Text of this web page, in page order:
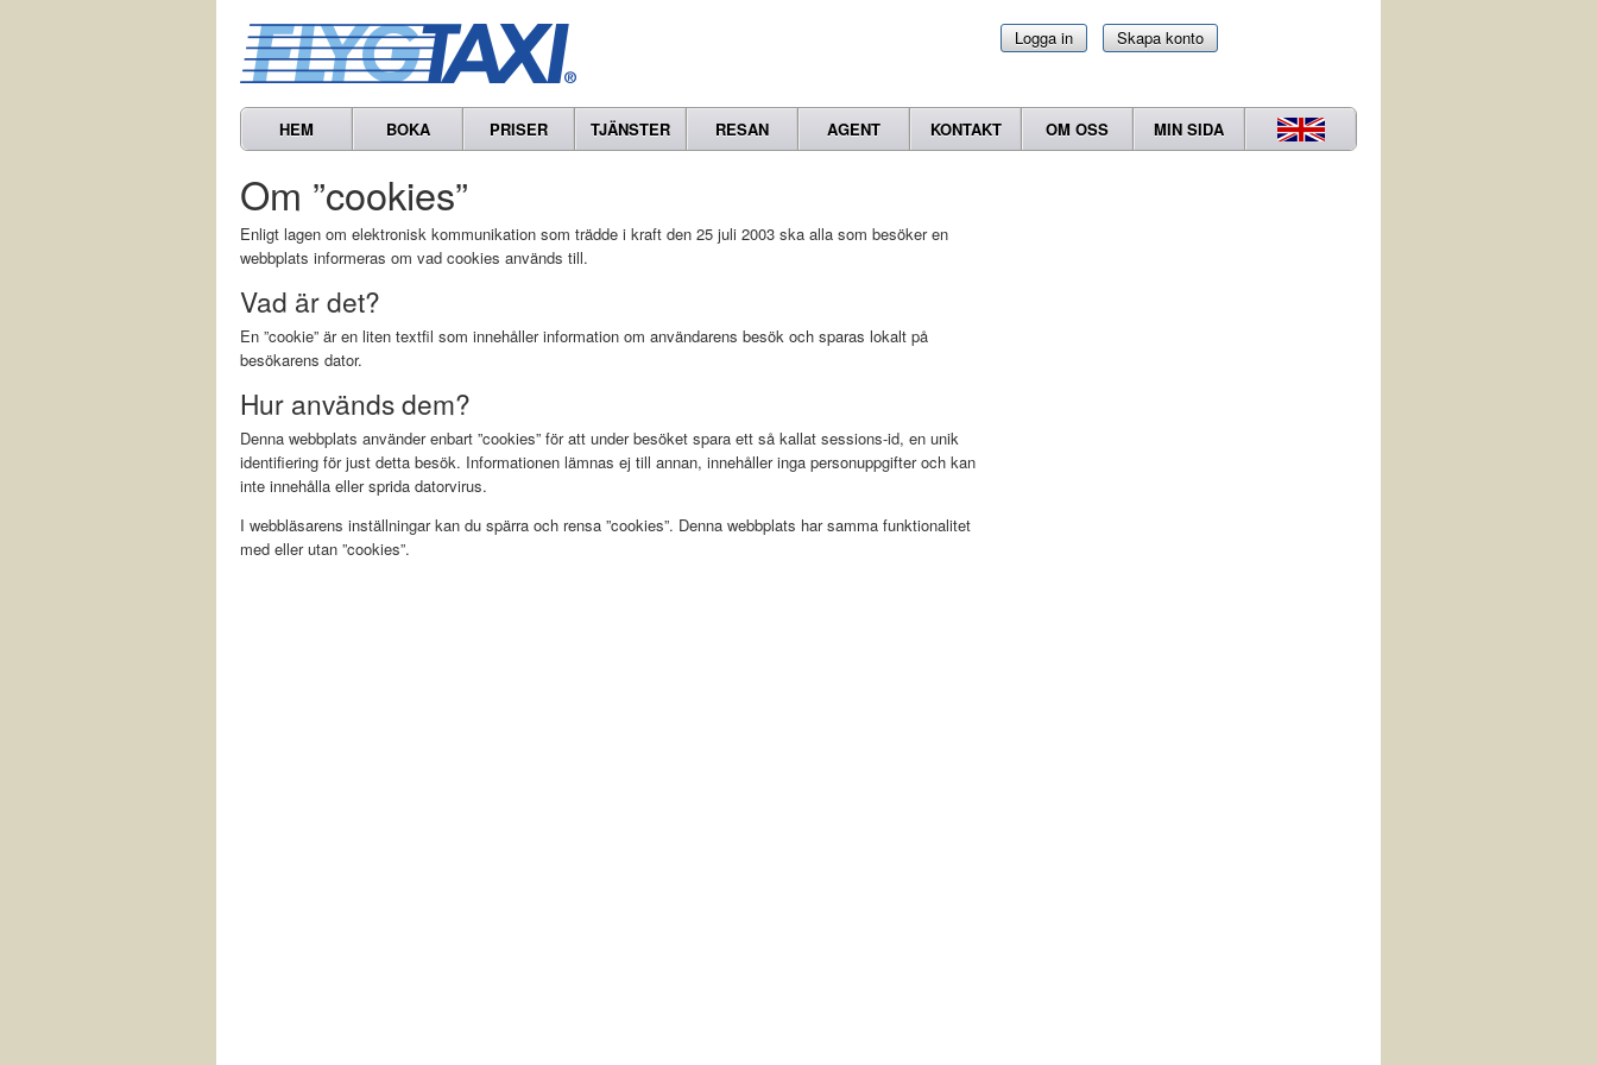
Logga in Skapa konto
HEM BOKA PRISER TJÄNSTER RESAN AGENT KONTAKT OM OSS MIN SIDA
Om ”cookies”
Enligt lagen om elektronisk kommunikation som trädde i kraft den 25 juli 2003 ska alla som besöker en
webbplats informeras om vad cookies används till.
Vad är det?
En ”cookie” är en liten textfil som innehåller information om användarens besök och sparas lokalt på
besökarens dator.
Hur används dem?
Denna webbplats använder enbart ”cookies” för att under besöket spara ett så kallat sessions-id, en unik
identifiering för just detta besök. Informationen lämnas ej till annan, innehåller inga personuppgifter och kan
inte innehålla eller sprida datorvirus.
I webbläsarens inställningar kan du spärra och rensa ”cookies”. Denna webbplats har samma funktionalitet
med eller utan ”cookies”.